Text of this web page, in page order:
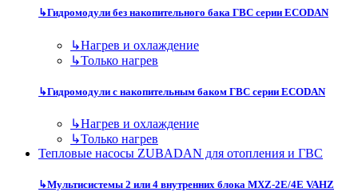
↳Гидромодули без накопительного бака ГВС серии ECODAN
↳Нагрев и охлаждение
↳Только нагрев
↳Гидромодули с накопительным баком ГВС серии ECODAN
↳Нагрев и охлаждение
↳Только нагрев
Тепловые насосы ZUBADAN для отопления и ГВС
↳Мультисистемы 2 или 4 внутренних блока MXZ-2E/4E VAHZ